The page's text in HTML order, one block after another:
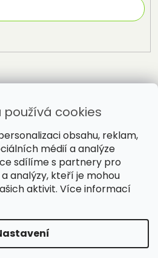
cookies
obsahu, reklam,
médií a analýze
sdílíme s partnery pro
analýzy, kteří je mohou
aktivit. Více informací
Vytvořil Shoptet